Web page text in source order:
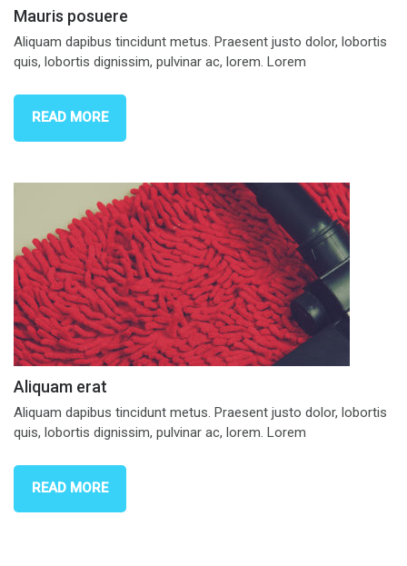
Mauris posuere
Aliquam dapibus tincidunt metus. Praesent justo dolor, lobortis
quis, lobortis dignissim, pulvinar ac, lorem. Lorem
READ MORE
Aliquam erat
Aliquam dapibus tincidunt metus. Praesent justo dolor, lobortis
quis, lobortis dignissim, pulvinar ac, lorem. Lorem
READ MORE